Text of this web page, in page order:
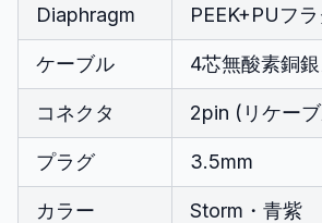
Diaphragm PEEK+PUフ
ケーブル 4芯無酸素銅
コネクタ 2pin (リケー
プラグ 3.5mm
カラー Storm・青紫